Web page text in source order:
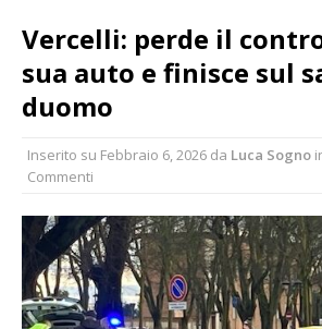
Estate di sagre anche
collezione della
dell’Asl. Il Comune:
La Pro verso l’avvio della
La Regione stanzia oltre
carnevale di Santhià. La
Pro Loco
Vercelli: perde il
sua auto e finisce sul
duomo
Inserito su Febbraio 6, 2026 da Luca Sogno
Commenti